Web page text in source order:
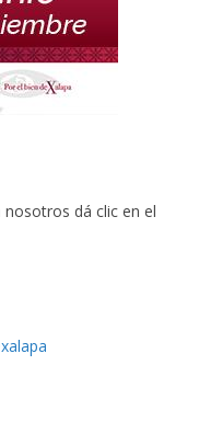
dá clic en el